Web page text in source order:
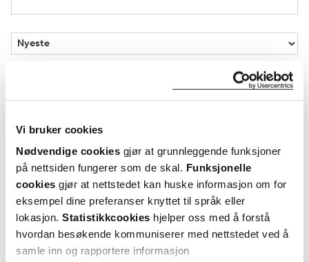
Vi bruker cookies
Nødvendige cookies gjør at grunnleggende funksjoner
på nettsiden fungerer som de skal. Funksjonelle
cookies gjør at nettstedet kan huske informasjon om for
eksempel dine preferanser knyttet til språk eller
lokasjon. Statistikkcookies hjelper oss med å forstå
hvordan besøkende kommuniserer med nettstedet ved å
samle inn og rapportere informasjon
Vurdert av 8 kunder
Kunde
1 måneder siden
Ausra
Smak godt, barn liker
Var denne anmeldelsen nyttig?